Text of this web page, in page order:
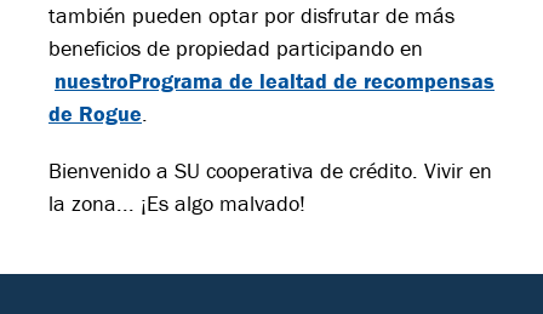
también pueden optar por disfrutar de más
beneficios de propiedad participando en
nuestroPrograma de lealtad de recompensas
de Rogue.
Bienvenido a SU cooperativa de crédito. Vivir en
la zona... ¡Es algo malvado!